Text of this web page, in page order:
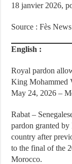
18 janvier 2026,
Source : Fès
English :
Royal pardon
King Mohammed
May 24, 2026 –
Rabat –
pardon granted
country after
to the final of the
Morocco.